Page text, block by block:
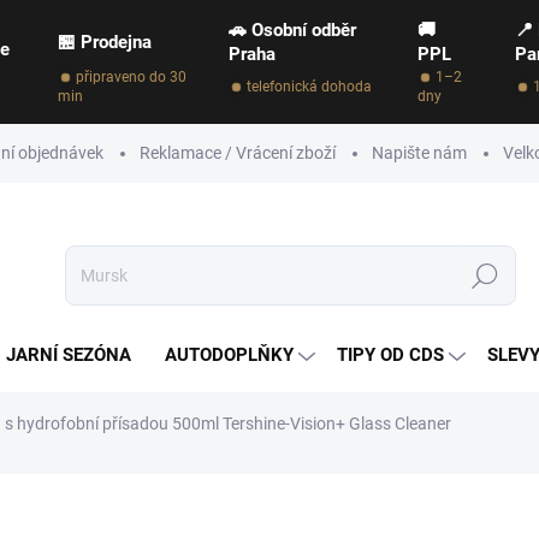
🏪 Prodejna
🚗 Osobní odběr
Praha
🚚
PPL
📍
připraveno do 30
min
telefonická dohoda
1–2
dny
objednávek Reklamace / Vrácení zboží Napište nám
Hledat
JARNÍ SEZÓNA AUTODOPLŇKY TIPY OD CDS
s hydrofobní přísadou 500ml Tershine-Vision+ Glass Cleaner